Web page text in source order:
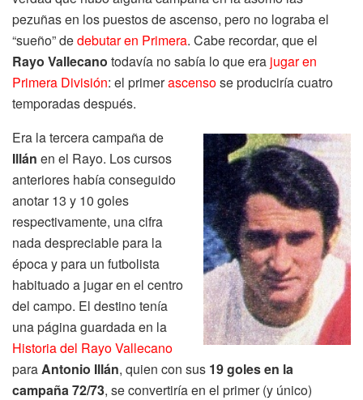
pezuñas en los puestos de ascenso, pero no lograba el
“sueño” dedebutar en Primera. Cabe recordar, que el
Rayo Vallecano todavía no sabía lo que era jugar en
Primera División: el primerascensose produciría cuatro
temporadas después.
Era la tercera campaña de
Illán en el Rayo. Los cursos
anteriores había conseguido
anotar 13 y 10 goles
respectivamente, una cifra
nada despreciable para la
época y para un futbolista
habituado a jugar en el centro
del campo. El destino tenía
una página guardada en la
Historia del Rayo Vallecano
paraAntonio Illán, quien con sus 19 goles en la
campaña 72/73, se convertiría en el primer (y único)